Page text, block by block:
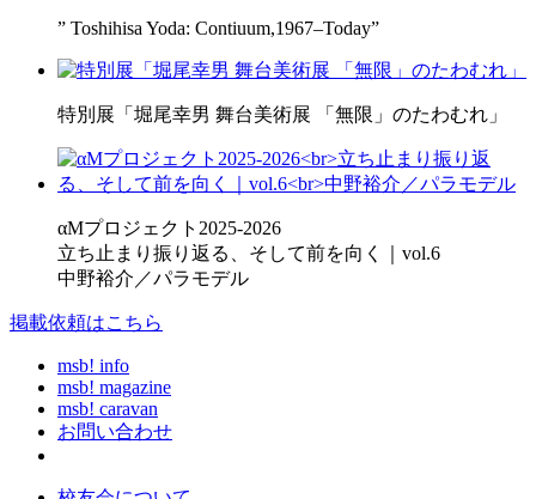
” Toshihisa Yoda: Contiuum,1967–Today”
特別展「堀尾幸男 舞台美術展 「無限」のたわむれ」
αMプロジェクト2025-2026
立ち止まり振り返る、そして前を向く｜vol.6
中野裕介／パラモデル
掲載依頼はこちら
msb! info
msb! magazine
msb! caravan
お問い合わせ